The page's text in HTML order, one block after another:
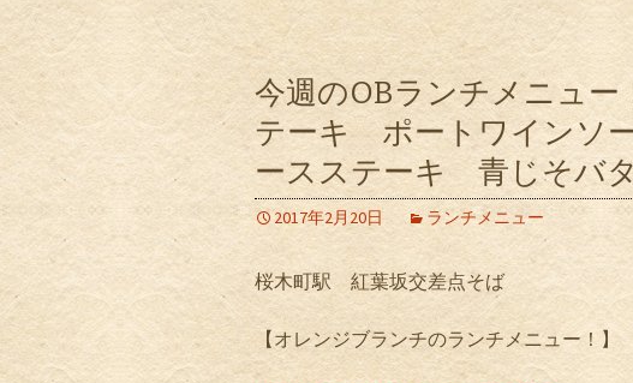
今週のOBランチメニュー
テーキ ポートワインソ
ースステーキ 青じそバ
2017年2月20日 ランチメニュー
桜木町駅 紅葉坂交差点そば
【オレンジブランチのランチメニュー！】